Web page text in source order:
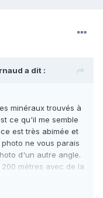
a dit :
minéraux trouvés à
ce qu'il me semble
est très abimée et
ne vous parais
d'un autre angle.
mètres avec de la
mais j'ai besoin de